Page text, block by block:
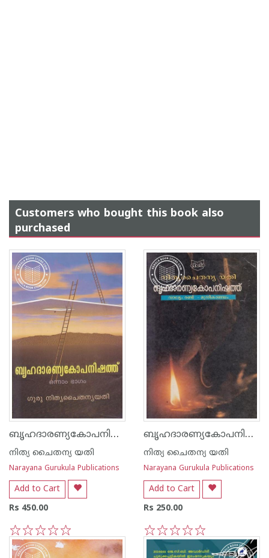
Customers who bought this book also
purchased
ബൃഹദാരണ്യകോപനിഷത്ത് - 1
നിത്യ ചൈതന്യ യതി
Narayana Gurukula Publications
Add to Cart
Rs 450.00
5
4
3
2
1
ബൃഹദാരണ്യകോപനിഷത്ത് - 2
നിത്യ ചൈതന്യ യതി
Narayana Gurukula Publications
Add to Cart
Rs 250.00
5
4
3
2
1